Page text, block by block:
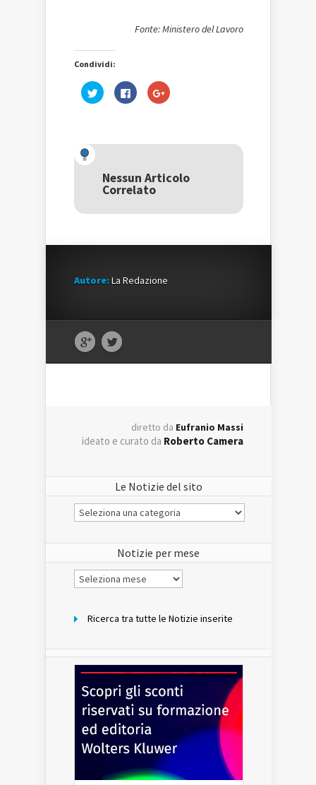
Fonte: Ministero del Lavoro
Condividi:
Fai
clic
una
nuova
finestra)
Fai
clic
nuova
finestra)
Fai
clic
una
nuova
Nessun Articolo
Correlato
Autore:La Redazione
diretto da Eufranio Massi
ideato e curato da Roberto Camera
Le Notizie del sito
Le
Notizie
Notizie per mese
Notizie
per
Ricerca tra tutte le Notizie inserite